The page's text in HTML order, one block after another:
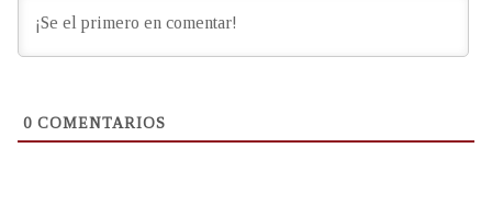
0 COMENTARIOS